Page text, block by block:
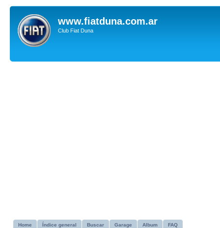
www.fiatduna.com.ar
Club Fiat Duna
Home Índice general Buscar Garage Album FAQ